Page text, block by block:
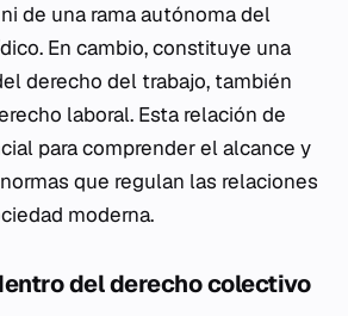
de una rama autónoma del
En cambio, constituye una
derecho del trabajo, también
laboral. Esta relación de
para comprender el alcance y
que regulan las relaciones
moderna.
del derecho colectivo